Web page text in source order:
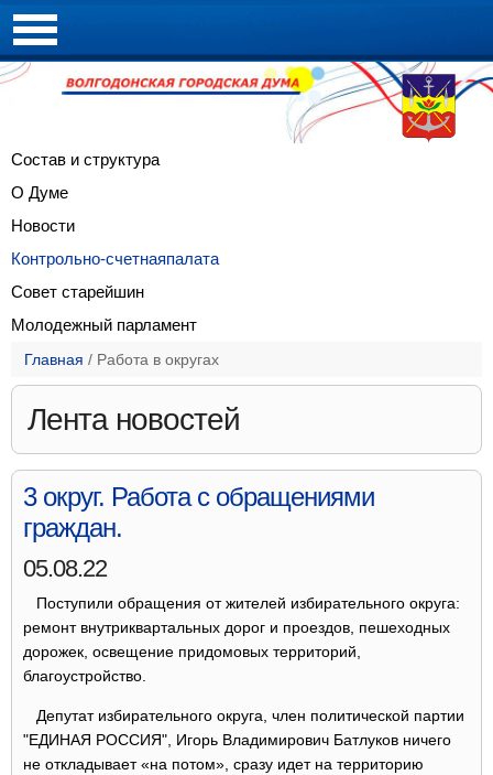
Состав и структура
О Думе
Новости
Контрольно-счетнаяпалата
Совет старейшин
Молодежный парламент
Главная / Работа в округах
Лента новостей
3 округ. Работа с обращениями
граждан.
05.08.22
Поступили обращения от жителей избирательного округа:
ремонт внутриквартальных дорог и проездов, пешеходных
дорожек, освещение придомовых территорий,
благоустройство.
Депутат избирательного округа, член политической партии
"ЕДИНАЯ РОССИЯ", Игорь Владимирович Батлуков ничего
не откладывает «на потом», сразу идет на территорию